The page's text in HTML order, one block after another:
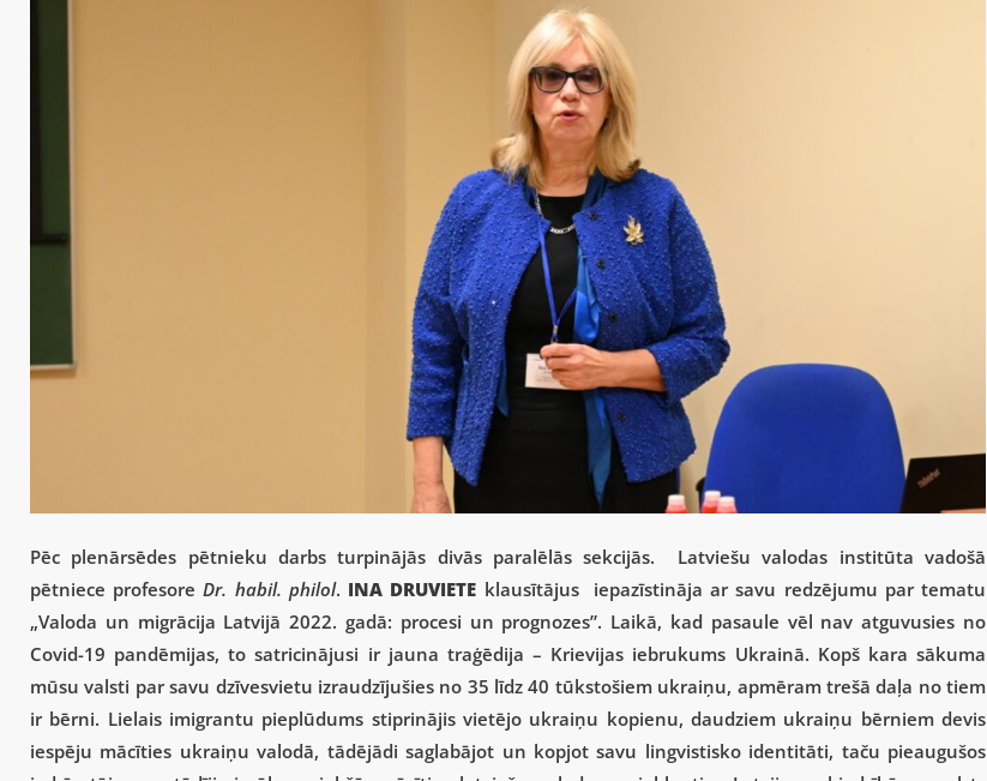
Pēc plenārsēdes pētnieku darbs turpinājās divās paralēlās sekcijās. Latviešu valodas institūta vadošā
pētniece profesoreDr. habil. philol. INA DRUVIETE klausītājus iepazīstināja ar savu redzējumu par tematu
„Valoda un migrācija Latvijā 2022. gadā: procesi un prognozes”. Laikā, kad pasaule vēl nav atguvusies no
Covid-19 pandēmijas, to satricinājusi ir jauna traģēdija – Krievijas iebrukums Ukrainā. Kopš kara sākuma
mūsu valsti par savu dzīvesvietu izraudzījušies no 35 līdz 40 tūkstošiem ukraiņu, apmēram trešā daļa no tiem
ir bērni. Lielais imigrantu pieplūdums stiprinājis vietējo ukraiņu kopienu, daudziem ukraiņu bērniem devis
iespēju mācīties ukraiņu valodā, tādējādi saglabājot un kopjot savu lingvistisko identitāti, taču pieaugušos